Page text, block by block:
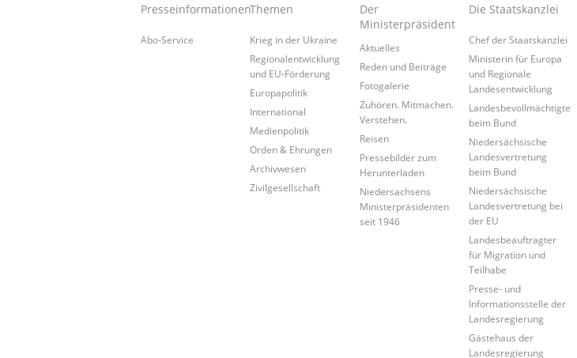
Presseinformationen
Abo-Service
Themen
Krieg in der Ukraine
Regionalentwicklung
und EU-Förderung
Europapolitik
International
Medienpolitik
Orden & Ehrungen
Archivwesen
Zivilgesellschaft
Der
Ministerpräsident
Aktuelles
Reden und Beiträge
Fotogalerie
Zuhören. Mitmachen.
Verstehen.
Reisen
Pressebilder zum
Herunterladen
Niedersachsens
Ministerpräsidenten
seit 1946
Die Staatskanzlei
Chef der Staatskanzlei
Ministerin für Europa
und Regionale
Landesentwicklung
Landesbevollmächtigte
beim Bund
Niedersächsische
Landesvertretung
beim Bund
Niedersächsische
Landesvertretung bei
der EU
Landesbeauftragter
für Migration und
Teilhabe
Presse- und
Informationsstelle der
Landesregierung
Gästehaus der
Landesregierung